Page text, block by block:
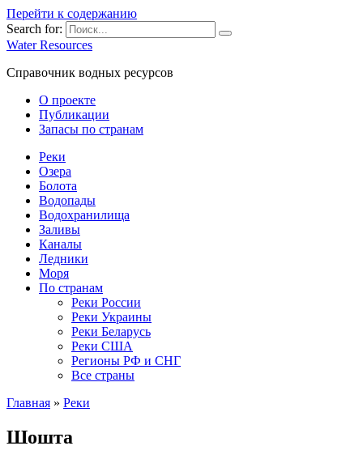
Перейти к содержанию
Search for:
Water Resources
Справочник водных ресурсов
О проекте
Публикации
Запасы по странам
Реки
Озера
Болота
Водопады
Водохранилища
Заливы
Каналы
Ледники
Моря
По странам
Реки России
Реки Украины
Реки Беларусь
Реки США
Регионы РФ и СНГ
Все страны
Главная » Реки
Шошта